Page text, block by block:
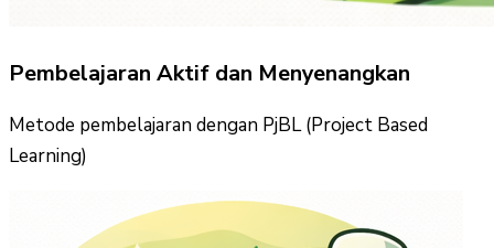
Pembelajaran Aktif dan Menyenangkan
Metode pembelajaran dengan PjBL (Project Based
Learning)